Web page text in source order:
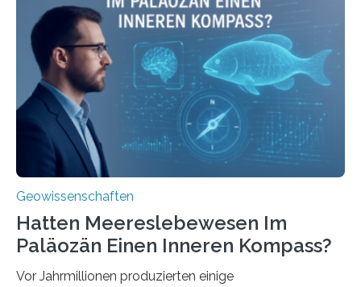
mit dem Titel „Iron’s Irony“ ist in Communications Earth
& Environment erschienen. Die Studie fasst bestehende
Forschungsergebnisse zusammen und interpretiert sie
neu, um zu erklären, wie Eisen, das aus hydrothermalen
Systemen freigesetzt wird, über ganze Ozeanbecken
transportiert werden kann. „Das…
Geowissenschaften
Hatten Meereslebewesen Im
Paläozän Einen Inneren Kompass?
Vor Jahrmillionen produzierten einige